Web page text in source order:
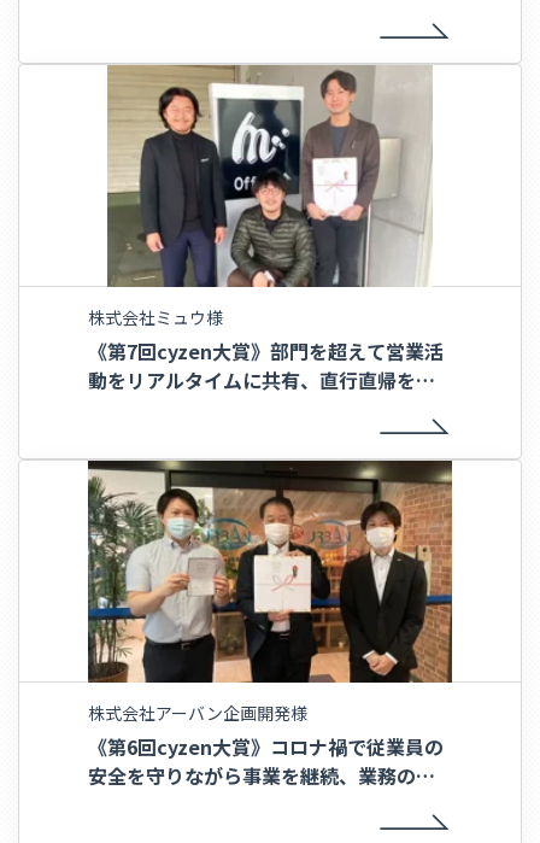
株式会社ミュウ様
《第7回cyzen大賞》部門を超えて営業活
動をリアルタイムに共有、直行直帰を実
株式会社アーバン企画開発様
《第6回cyzen大賞》コロナ禍で従業員の
安全を守りながら事業を継続、業務の共